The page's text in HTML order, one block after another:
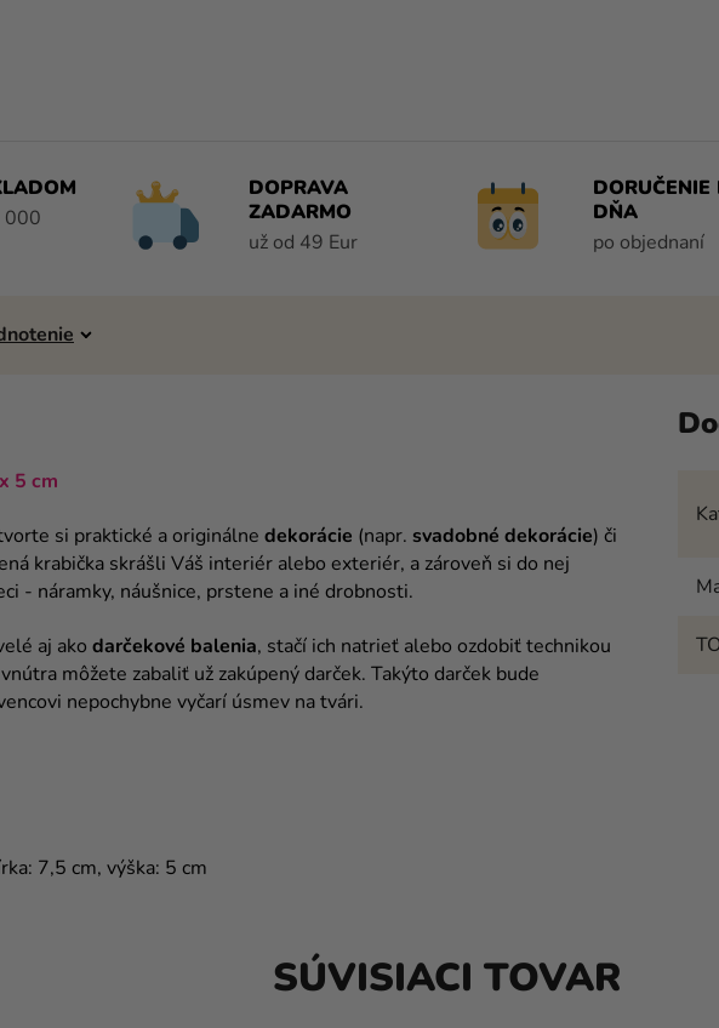
000
DOPRAVA
ZADARMO
už od 49 Eur
DŇA
po objednaní
5 cm
si praktické a originálne dekorácie (napr. svadobné dekorácie) či
krabička skrášli Váš interiér alebo exteriér, a zároveň si do nej
- náramky, náušnice, prstene a iné drobnosti.
aj ako darčekové balenia, stačí ich natrieť alebo ozdobiť technikou
môžete zabaliť už zakúpený darček. Takýto darček bude
nepochybne vyčarí úsmev na tvári.
7,5 cm, výška: 5 cm
SÚVISIACI TOVAR